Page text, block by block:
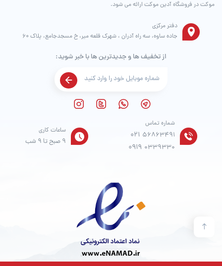
موکت در فروشگاه آدین موکت ارائه می شود.
شماره تماس
021 56863491
0919 0339330
ساعات کاری
9 صبح تا 9 شب
دفتر مرکزی
جاده ساوه، سه راه آدران ، شهرک قلعه میر، خ مسجدجامع، پلاک 60
از تخفیف ها و جدیدترین ها با خبر شوید: